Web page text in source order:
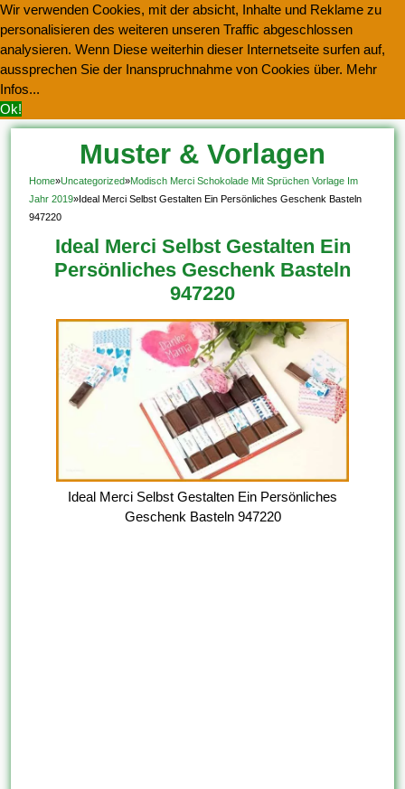
Wir verwenden Cookies, mit der absicht, Inhalte und Reklame zu
personalisieren des weiteren unseren Traffic abgeschlossen
analysieren. Wenn Diese weiterhin dieser Internetseite surfen auf,
aussprechen Sie der Inanspruchnahme von Cookies über. Mehr
Infos...
Ok!
Muster & Vorlagen
Kostenlos Herunterladen
Home»Uncategorized»Modisch Merci Schokolade Mit Sprüchen Vorlage Im
Jahr 2019»Ideal Merci Selbst Gestalten Ein Persönliches Geschenk Basteln
947220
Ideal Merci Selbst Gestalten Ein
Persönliches Geschenk Basteln
947220
Ideal Merci Selbst Gestalten Ein Persönliches
Geschenk Basteln 947220